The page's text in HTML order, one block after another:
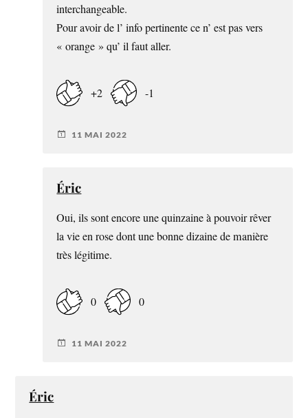
interchangeable.
Pour avoir de l’ info pertinente ce n’ est pas vers
« orange » qu’ il faut aller.
+2 -1
11 MAI 2022
Éric
Oui, ils sont encore une quinzaine à pouvoir rêver
la vie en rose dont une bonne dizaine de manière
très légitime.
0 0
11 MAI 2022
Éric